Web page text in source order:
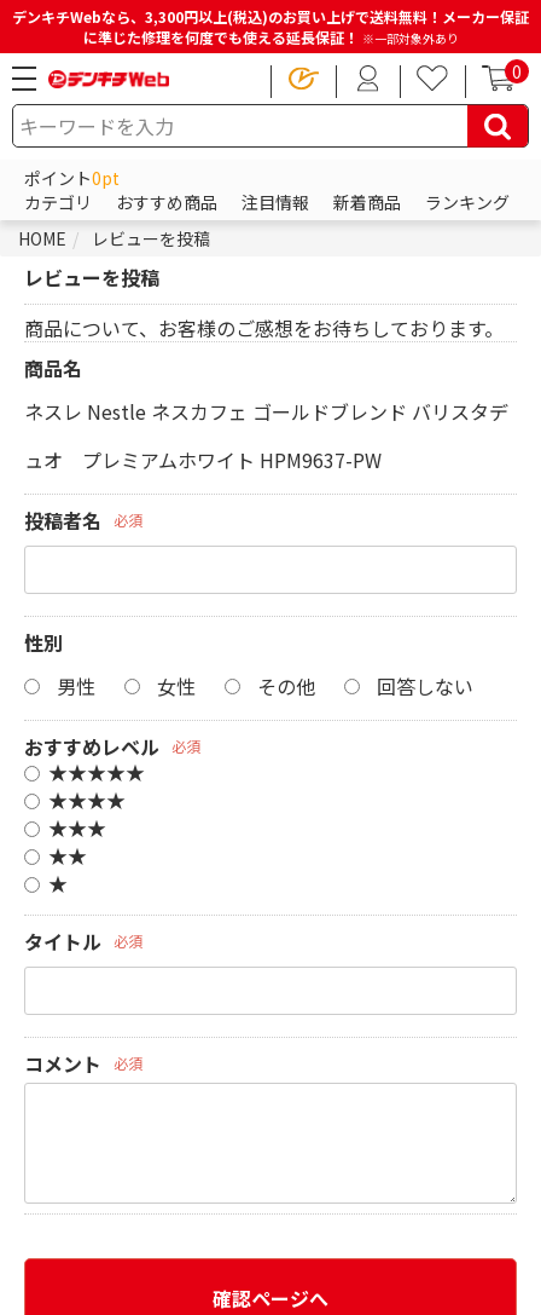
デンキチWebなら、3,300円以上(税込)のお買い上げで送料無料！メーカー保証
に準じた修理を何度でも使える延長保証！ ※一部対象外あり
0
ポイント0pt
カテゴリ
おすすめ商品 注目情報 新着商品
ランキング
HOME
レビューを投稿
レビューを投稿
商品について、お客様のご感想をお待ちしております。
商品名
ネスレ Nestle ネスカフェ ゴールドブレンド バリスタデ
ュオ プレミアムホワイト HPM9637-PW
投稿者名 必須
性別
男性
女性 その他 回答しない
おすすめレベル 必須
★★★★★
★★★★
★★★
★★
★
タイトル
必須
コメント 必須
確認ページへ